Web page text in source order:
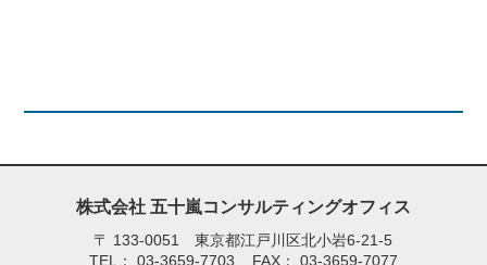
株式会社 五十嵐コンサルティングオフィス
〒 133-0051 東京都江戸川区北小岩6-21-5
TEL：
03-3659-7703 FAX： 03-3659-7077